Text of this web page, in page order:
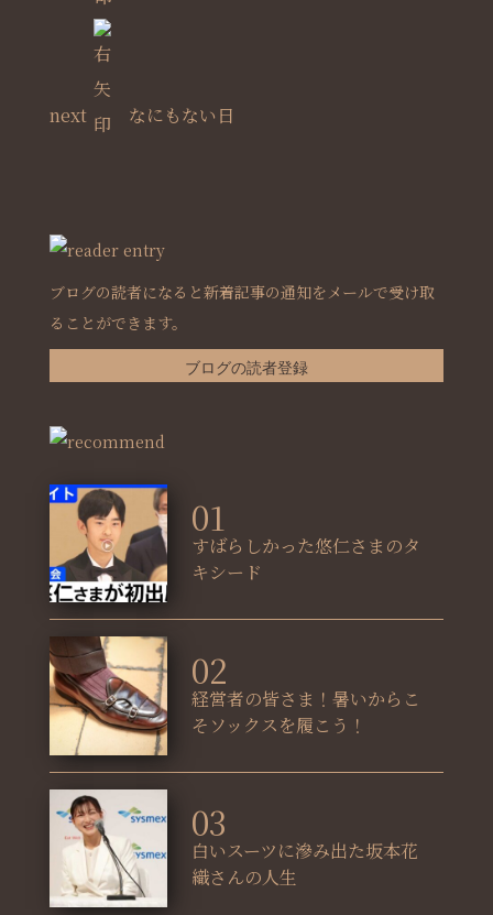
next なにもない日
ブログの読者になると新着記事の通知をメールで受け取
ることができます。
ブログの読者登録
01
すばらしかった悠仁さまのタ
キシード
02
経営者の皆さま！暑いからこ
そソックスを履こう！
03
白いスーツに滲み出た坂本花
織さんの人生